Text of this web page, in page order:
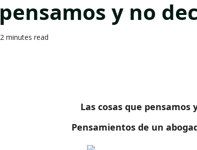
y no
minutes read
Las cosas que pensamos
Pensamientos de un